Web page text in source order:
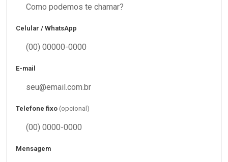
Celular / WhatsApp
E-mail
Telefone fixo (opcional)
Mensagem